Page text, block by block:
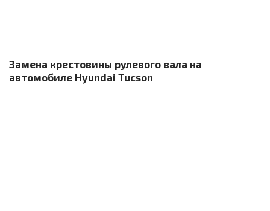
Замена крестовины рулевого вала на
автомобиле Hyundai Tucson